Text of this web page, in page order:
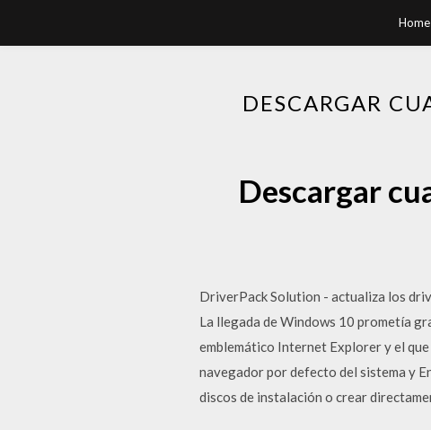
Home
DESCARGAR
Descargar
DriverPack Solution - actualiza los
La llegada de Windows 10 prometía
emblemático Internet Explorer y el
navegador por defecto del sistema y
discos de instalación o crear